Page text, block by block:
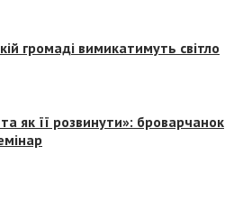
громаді вимикатимуть світло
як її розвинути»: броварчанок